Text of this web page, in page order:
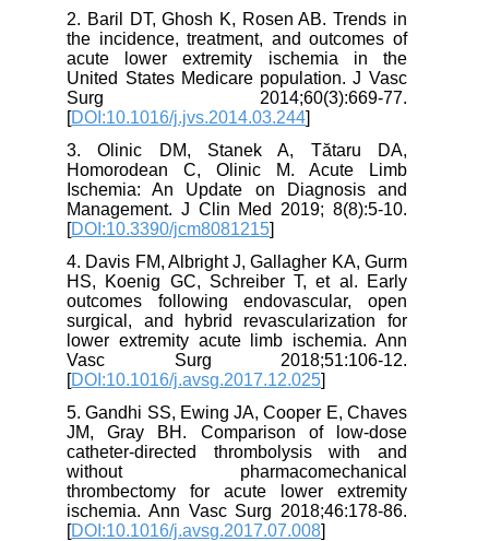
2. Baril DT, Ghosh K, Rosen AB. Trends in
the incidence, treatment, and outcomes of
acute lower extremity ischemia in the
United States Medicare population. J Vasc
Surg 2014;60(3):669-77.
[DOI:10.1016/j.jvs.2014.03.244
3. Olinic DM, Stanek A, Tătaru DA,
Homorodean C, Olinic M. Acute Limb
Ischemia: An Update on Diagnosis and
Management. J Clin Med 2019; 8(8):5-10.
[DOI:10.3390/jcm8081215
4. Davis FM, Albright J, Gallagher KA, Gurm
HS, Koenig GC, Schreiber T, et al. Early
outcomes following endovascular, open
surgical, and hybrid revascularization for
lower extremity acute limb ischemia. Ann
Vasc Surg 2018;51:106-12.
[DOI:10.1016/j.avsg.2017.12.025
5. Gandhi SS, Ewing JA, Cooper E, Chaves
JM, Gray BH. Comparison of low-dose
catheter-directed thrombolysis with and
without pharmacomechanical
thrombectomy for acute lower extremity
ischemia. Ann Vasc Surg 2018;46:178-86.
[DOI:10.1016/j.avsg.2017.07.008